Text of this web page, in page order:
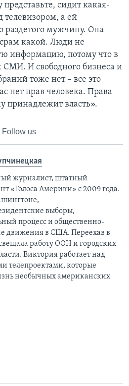
сидит какая-
телевизором, а ей
раздетого мужчину. Она
срам какой. Люди не
информацию, потому что в
СМИ. И свободного бизнеса и
тоже нет – все это
нет прав человека. Права
принадлежит власть».
Follow us
журналист, штатный
«Голоса Америки» с 2009 года.
выборы,
процесс и общественно-
движения в США. Переехав в
работу ООН и городских
Виктория работает над
телепроектами, которые
необычных американских